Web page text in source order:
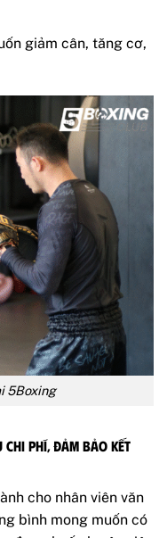
giảm cân, tăng cơ,
5Boxing
Phí, Đảm Bảo Kết
cho nhân viên văn
bình mong muốn có